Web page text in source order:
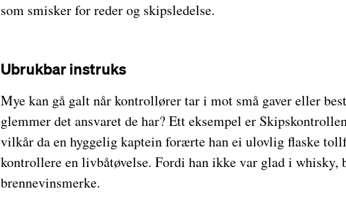
som smisker for reder og skipsledelse.
Ubrukbar instruks
Mye kan gå galt når kontrollører tar i mot små gaver eller
glemmer det ansvaret de har? Ett eksempel er
vilkår da en hyggelig kaptein forærte han ei ulovlig flaske
kontrollere en livbåtøvelse. Fordi han ikke var glad i whisky,
brennevinsmerke.